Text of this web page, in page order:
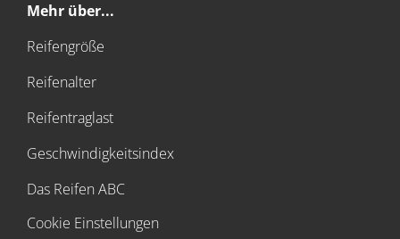
Mehr über...
Reifengröße
Reifenalter
Reifentraglast
Geschwindigkeitsindex
Das Reifen ABC
Cookie Einstellungen